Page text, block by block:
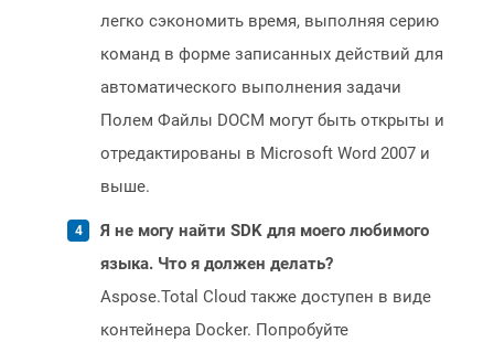
легко сэкономить время, выполняя серию
команд в форме записанных действий для
автоматического выполнения задачи
Полем Файлы DOCM могут быть открыты и
отредактированы в Microsoft Word 2007 и
выше.
Я не могу найти SDK для моего любимого
языка. Что я должен делать?
Aspose.Total Cloud также доступен в виде
контейнера Docker. Попробуйте